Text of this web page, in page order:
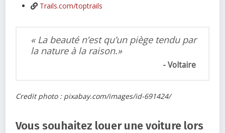
Trails.com/toptrails
« La beauté n’est qu’un piège tendu par
la nature à la raison.»
Voltaire
Credit photo : pixabay.com/images/id-691424/
Vous souhaitez louer une voiture lors